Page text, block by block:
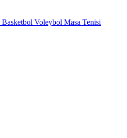
Basketbol Voleybol Masa Tenisi